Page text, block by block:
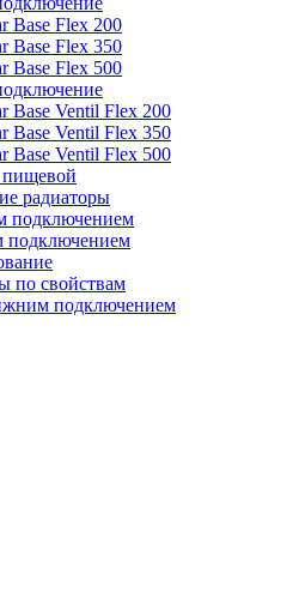
Base Flex 200
Base Flex 350
Base Flex 500
Base Ventil Flex 200
Base Ventil Flex 350
Base Ventil Flex 500
пищевой
радиаторы
подключением
подключением
по свойствам
подключением